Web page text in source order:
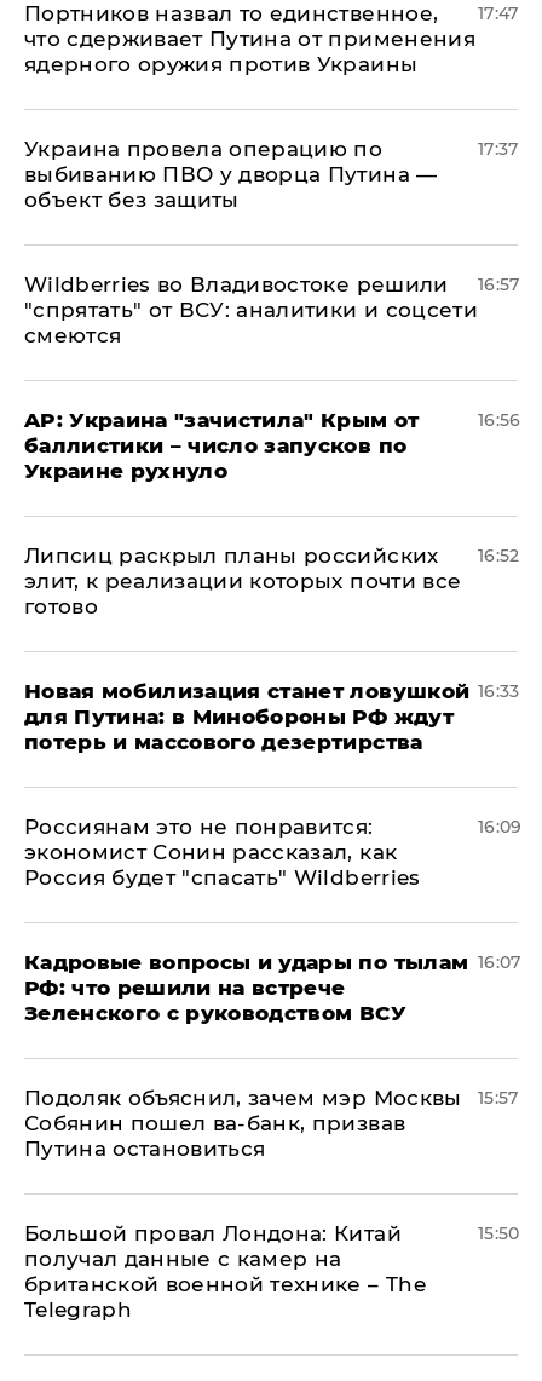
Портников назвал то единственное,
что сдерживает Путина от применения
ядерного оружия против Украины
17:47
Украина провела операцию по
выбиванию ПВО у дворца Путина —
объект без защиты
17:37
Wildberries во Владивостоке решили
"спрятать" от ВСУ: аналитики и соцсети
смеются
16:57
AP: Украина "зачистила" Крым от
баллистики – число запусков по
Украине рухнуло
16:56
Липсиц раскрыл планы российских
элит, к реализации которых почти все
готово
16:52
​Новая мобилизация станет ловушкой
для Путина: в Минобороны РФ ждут
потерь и массового дезертирства
16:33
Россиянам это не понравится:
экономист Сонин рассказал, как
Россия будет "спасать" Wildberries
16:09
Кадровые вопросы и удары по тылам
РФ: что решили на встрече
Зеленского с руководством ВСУ
16:07
Подоляк объяснил, зачем мэр Москвы
Собянин пошел ва-банк, призвав
Путина остановиться
15:57
Большой провал Лондона: Китай
получал данные с камер на
британской военной технике – The
Telegraph
15:50